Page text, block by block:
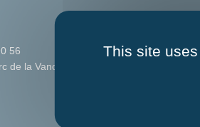
56
de la Vanoise 73300 St-
Lundi : de
This site